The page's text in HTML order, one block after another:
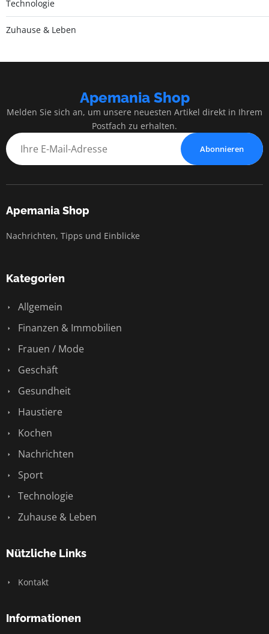
Technologie
Zuhause & Leben
Apemania Shop
Melden Sie sich an, um unsere neuesten Artikel direkt in Ihrem
Postfach zu erhalten.
Abonnieren
Apemania Shop
Nachrichten, Tipps und Einblicke
Kategorien
Allgemein
Finanzen & Immobilien
Frauen / Mode
Geschäft
Gesundheit
Haustiere
Kochen
Nachrichten
Sport
Technologie
Zuhause & Leben
Nützliche Links
Kontakt
Informationen